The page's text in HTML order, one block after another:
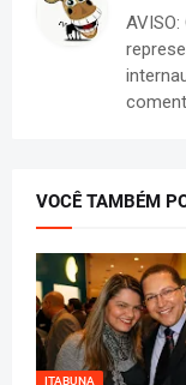
VOCÊ TAMBÉM
ITABUNA